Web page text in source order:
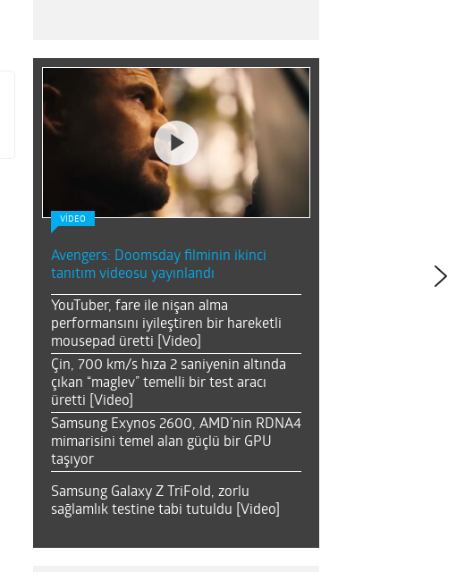
VİDEO
Avengers: Doomsday filminin ikinci
tanıtım videosu yayınlandı
YouTuber, fare ile nişan alma
performansını iyileştiren bir hareketli
mousepad üretti [Video]
Çin, 700 km/s hıza 2 saniyenin altında
çıkan “maglev” temelli bir test aracı
üretti [Video]
Samsung Exynos 2600, AMD’nin RDNA4
mimarisini temel alan güçlü bir GPU
taşıyor
Samsung Galaxy Z TriFold, zorlu
sağlamlık testine tabi tutuldu [Video]